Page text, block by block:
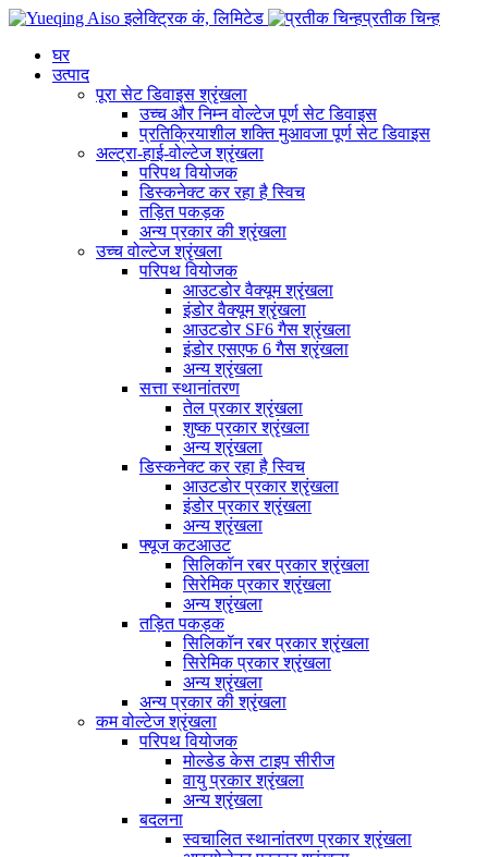
प्रतीक चिन्ह
घर
उत्पाद
पूरा सेट डिवाइस श्रृंखला
उच्च और निम्न वोल्टेज पूर्ण सेट डिवाइस
प्रतिक्रियाशील शक्ति मुआवजा पूर्ण सेट डिवाइस
अल्ट्रा-हाई-वोल्टेज श्रृंखला
परिपथ वियोजक
डिस्कनेक्ट कर रहा है स्विच
तड़ित पकड़क
अन्य प्रकार की श्रृंखला
उच्च वोल्टेज श्रृंखला
परिपथ वियोजक
आउटडोर वैक्यूम श्रृंखला
इंडोर वैक्यूम श्रृंखला
आउटडोर SF6 गैस श्रृंखला
इंडोर एसएफ 6 गैस श्रृंखला
अन्य श्रृंखला
सत्ता स्थानांतरण
तेल प्रकार श्रृंखला
शुष्क प्रकार श्रृंखला
अन्य श्रृंखला
डिस्कनेक्ट कर रहा है स्विच
आउटडोर प्रकार श्रृंखला
इंडोर प्रकार श्रृंखला
अन्य श्रृंखला
फ्यूज कटआउट
सिलिकॉन रबर प्रकार श्रृंखला
सिरेमिक प्रकार श्रृंखला
अन्य श्रृंखला
तड़ित पकड़क
सिलिकॉन रबर प्रकार श्रृंखला
सिरेमिक प्रकार श्रृंखला
अन्य श्रृंखला
अन्य प्रकार की श्रृंखला
कम वोल्टेज श्रृंखला
परिपथ वियोजक
मोल्डेड केस टाइप सीरीज
वायु प्रकार श्रृंखला
अन्य श्रृंखला
बदलना
स्वचालित स्थानांतरण प्रकार श्रृंखला